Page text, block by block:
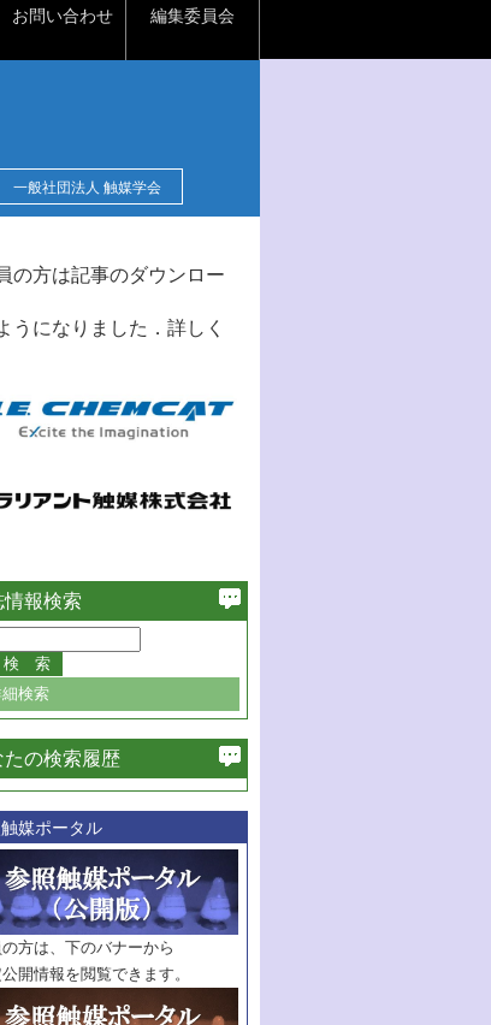
お問い合わせ 編集委員会
一般社団法人 触媒学会
の方は記事のダウンロー
になりました．詳しく
情報検索
検索
必ず含む
・号指定
巻
号
囲指定
巻
号～
巻
号
媒年鑑
年度
たの検索履歴
媒ポータル
方は、下のバナーから
開情報を閲覧できます。